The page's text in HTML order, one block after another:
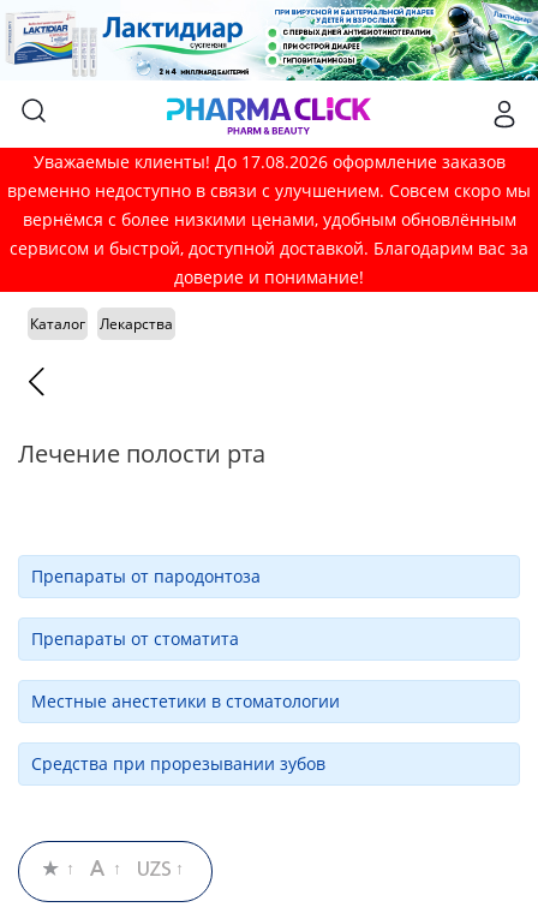
Уважаемые клиенты! До 17.08.2026 оформление заказов
временно недоступно в связи с улучшением. Совсем скоро мы
вернёмся с более низкими ценами, удобным обновлённым
сервисом и быстрой, доступной доставкой. Благодарим вас за
доверие и понимание!
Каталог Лекарства
Лечение полости рта
Препараты от пародонтоза
Препараты от стоматита
Местные анестетики в стоматологии
Средства при прорезывании зубов